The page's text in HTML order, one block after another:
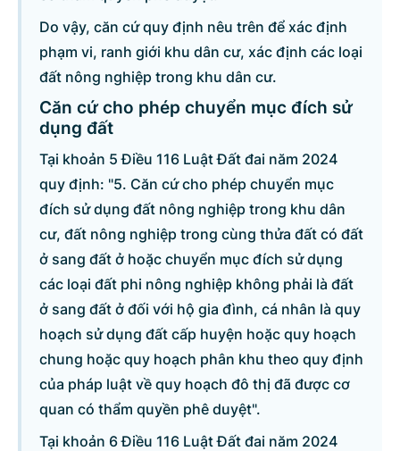
Do vậy, căn cứ quy định nêu trên để xác định
phạm vi, ranh giới khu dân cư, xác định các loại
đất nông nghiệp trong khu dân cư.
Căn cứ cho phép chuyển mục đích sử
dụng đất
Tại khoản 5 Điều 116 Luật Đất đai năm 2024
quy định: "5. Căn cứ cho phép chuyển mục
đích sử dụng đất nông nghiệp trong khu dân
cư, đất nông nghiệp trong cùng thửa đất có đất
ở sang đất ở hoặc chuyển mục đích sử dụng
các loại đất phi nông nghiệp không phải là đất
ở sang đất ở đối với hộ gia đình, cá nhân là quy
hoạch sử dụng đất cấp huyện hoặc quy hoạch
chung hoặc quy hoạch phân khu theo quy định
của pháp luật về quy hoạch đô thị đã được cơ
quan có thẩm quyền phê duyệt".
Tại khoản 6 Điều 116 Luật Đất đai năm 2024